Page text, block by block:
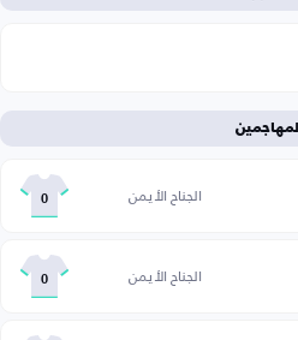
المهاجمين
الجناح الأيمن 0
الجناح الأيمن 0